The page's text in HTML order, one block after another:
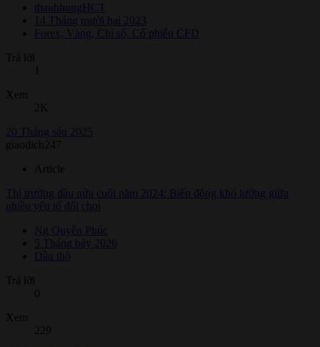
thanhhungHCT
14 Tháng mười hai 2023
Forex, Vàng, Chỉ số, Cổ phiếu CFD
Trả lời
Xem
2K
20 Tháng sáu 2025
giaodich247
Article
Thị trường dầu nửa cuối năm 2024: Biến động khó lường giữa
nhiều yếu tố đối chọi
Ng Quyên Phúc
5 Tháng bảy 2026
Dầu thô
Trả lời
0
Xem
229